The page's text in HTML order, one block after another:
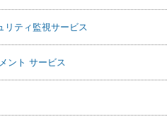
リティ監視サービス
ント サービス